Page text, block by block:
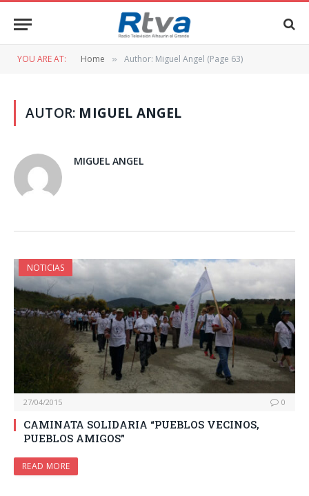
YOU ARE AT: Home » Author: Miguel Angel (Page 63)
AUTOR: MIGUEL ANGEL
MIGUEL ANGEL
NOTICIAS
27/04/2015 0
CAMINATA SOLIDARIA “PUEBLOS VECINOS,
PUEBLOS AMIGOS”
READ MORE